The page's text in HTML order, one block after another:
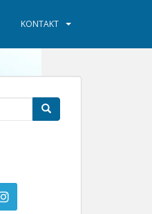
KONTAKT